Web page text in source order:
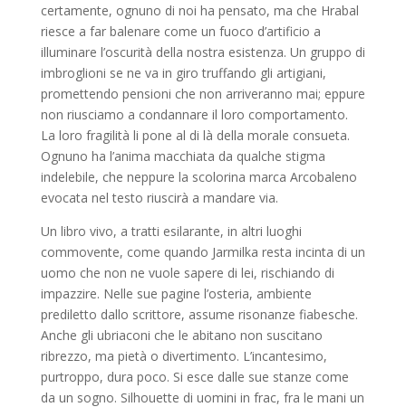
certamente, ognuno di noi ha pensato, ma che Hrabal
riesce a far balenare come un fuoco d’artificio a
illuminare l’oscurità della nostra esistenza. Un gruppo di
imbroglioni se ne va in giro truffando gli artigiani,
promettendo pensioni che non arriveranno mai; eppure
non riusciamo a condannare il loro comportamento.
La loro fragilità li pone al di là della morale consueta.
Ognuno ha l’anima macchiata da qualche stigma
indelebile, che neppure la scolorina marca Arcobaleno
evocata nel testo riuscirà a mandare via.
Un libro vivo, a tratti esilarante, in altri luoghi
commovente, come quando Jarmilka resta incinta di un
uomo che non ne vuole sapere di lei, rischiando di
impazzire. Nelle sue pagine l’osteria, ambiente
prediletto dallo scrittore, assume risonanze fiabesche.
Anche gli ubriaconi che le abitano non suscitano
ribrezzo, ma pietà o divertimento. L’incantesimo,
purtroppo, dura poco. Si esce dalle sue stanze come
da un sogno. Silhouette di uomini in frac, fra le mani un